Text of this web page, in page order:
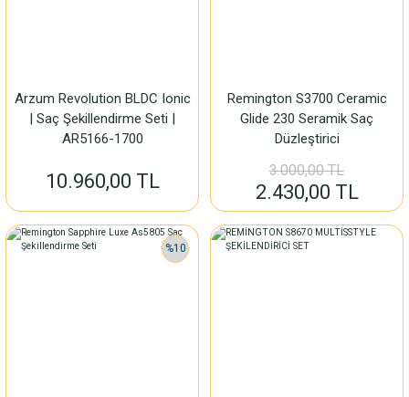
Arzum Revolution BLDC Ionic
| Saç Şekillendirme Seti |
AR5166-1700
10.960,00 TL
Remington S3700 Ceramic
Glide 230 Seramik Saç
Düzleştirici
3.000,00 TL
2.430,00 TL
%10